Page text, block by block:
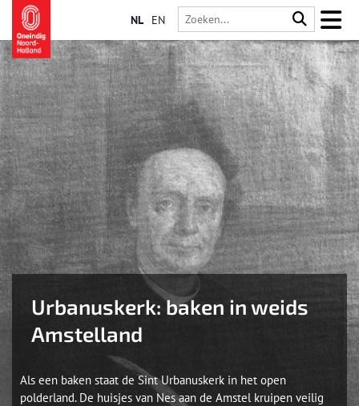
NL EN
Urbanuskerk: baken in weids
Amstelland
Als een baken staat de Sint Urbanuskerk in het open
polderland. De huisjes van Nes aan de Amstel kruipen veilig